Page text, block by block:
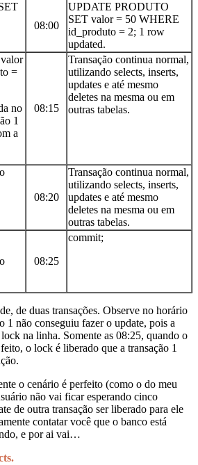
08:00
UPDATE PRODUTO
SET valor = 50 WHERE
id_produto = 2; 1 row
updated.
=
no
1
a
08:15
Transação continua normal,
utilizando selects, inserts,
updates e até mesmo
deletes na mesma ou em
outras tabelas.
08:20
Transação continua normal,
utilizando selects, inserts,
updates e até mesmo
deletes na mesma ou em
outras tabelas.
08:25
commit;
de duas transações. Observe no horário
1 não conseguiu fazer o update, pois a
na linha. Somente as 08:25, quando o
o lock é liberado que a transação 1
o cenário é perfeito (como o do meu
não vai ficar esperando cinco
de outra transação ser liberado para ele
contatar você que o banco está
e por ai vai…